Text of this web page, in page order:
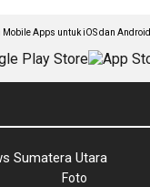
Mobile Apps untuk iOS dan Android
Sumatera Utara
Foto